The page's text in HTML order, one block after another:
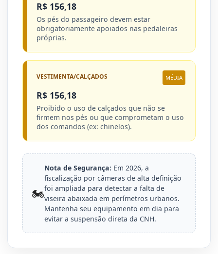
R$ 156,18
Os pés do passageiro devem estar
obrigatoriamente apoiados nas pedaleiras
próprias.
VESTIMENTA/CALÇADOS MÉDIA
R$ 156,18
Proibido o uso de calçados que não se
firmem nos pés ou que comprometam o uso
dos comandos (ex: chinelos).
🏍️
Nota de Segurança: Em 2026, a
fiscalização por câmeras de alta definição
foi ampliada para detectar a falta de
viseira abaixada em perímetros urbanos.
Mantenha seu equipamento em dia para
evitar a suspensão direta da CNH.